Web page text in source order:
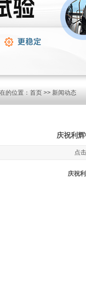
的位置： 首页 >> 新闻动态
庆祝利
点
庆祝